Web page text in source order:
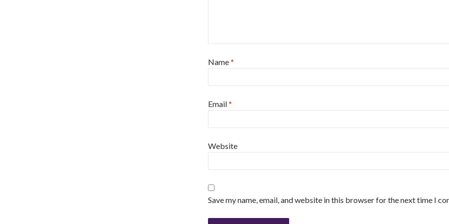
Name*
Email*
Website
Save my name, email, and website in this browser for the next time I